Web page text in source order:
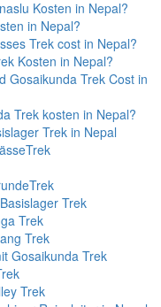
Kosten in Nepal?
in Nepal?
Trek cost in Nepal?
Kosten in Nepal?
Gosaikunda Trek Cost in
Trek kosten in Nepal?
Trek in Nepal
Trek
Trek
Trek
Gosaikunda Trek
Trek